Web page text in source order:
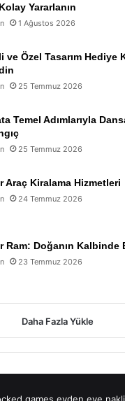
Yararlanın
1 Ağustos 2026
ve Özel Tasarım Hediye
25 Temmuz 2026
Temel Adımlarıyla
25 Temmuz 2026
Araç Kiralama Hizmetleri
24 Temmuz 2026
Ram: Doğanın Kalbinde
23 Temmuz 2026
Daha Fazla Yükle